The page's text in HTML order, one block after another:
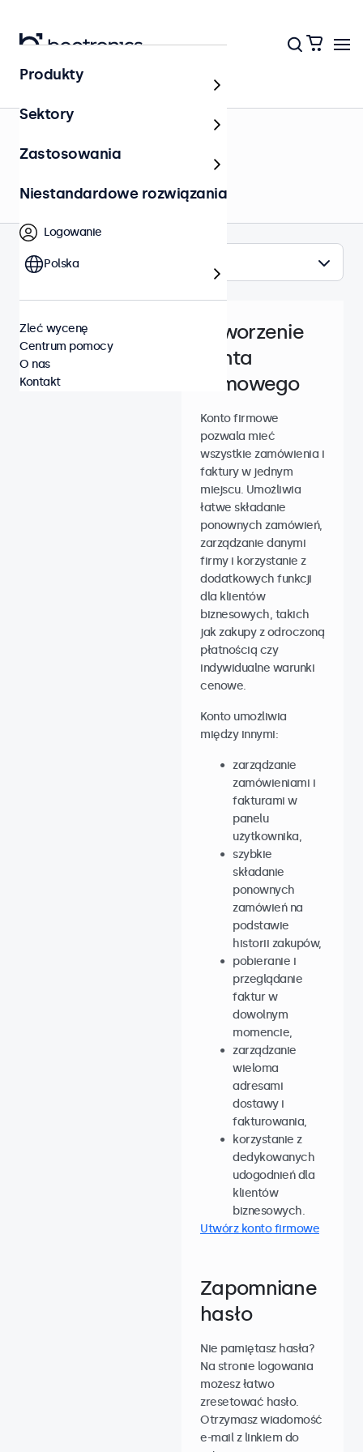
Konto Beetronics
Utworzenie
konta
firmowego
Konto firmowe
pozwala mieć
wszystkie zamówienia i
faktury w jednym
miejscu. Umożliwia
łatwe składanie
ponownych zamówień,
zarządzanie danymi
firmy i korzystanie z
dodatkowych funkcji
dla klientów
biznesowych, takich
jak zakupy z odroczoną
płatnością czy
indywidualne warunki
cenowe.
Konto umożliwia
między innymi:
zarządzanie
zamówieniami i
fakturami w
panelu
użytkownika,
szybkie
składanie
ponownych
zamówień na
podstawie
historii zakupów,
pobieranie i
przeglądanie
faktur w
dowolnym
momencie,
zarządzanie
wieloma
adresami
dostawy i
fakturowania,
korzystanie z
dedykowanych
udogodnień dla
klientów
biznesowych.
Utwórz konto firmowe
Zapomniane
hasło
Nie pamiętasz hasła?
Na stronie logowania
możesz łatwo
zresetować hasło.
Otrzymasz wiadomość
e-mail z linkiem do
Produkty
Sektory
Zastosowania
Niestandardowe rozwiązania
Logowanie
Polska
Zleć wycenę
Centrum pomocy
O nas
Kontakt